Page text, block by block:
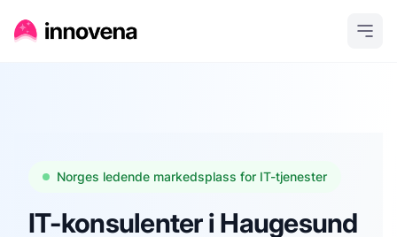
Norges ledende markedsplass for IT-tjenester
IT-konsulenter i Haugesund